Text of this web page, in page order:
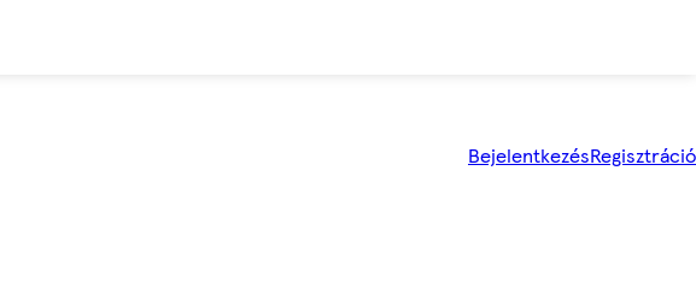
BejelentkezésRegisztráció